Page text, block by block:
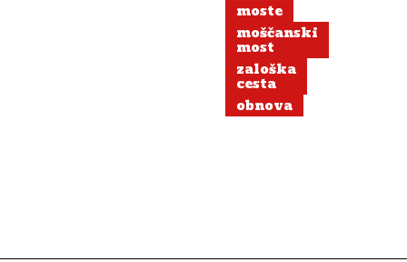
moste
moščanski
most
zaloška
cesta
obnova